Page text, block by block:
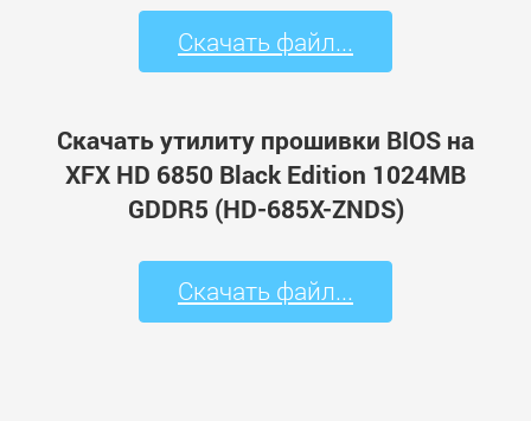
Скачать файл...
Скачать утилиту прошивки BIOS на
XFX HD 6850 Black Edition 1024MB
GDDR5 (HD-685X-ZNDS)
Скачать файл...